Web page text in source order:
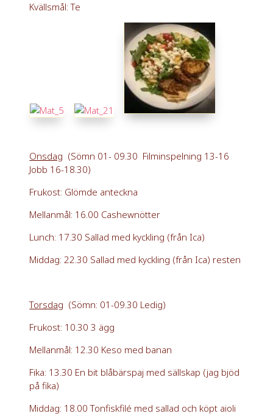
Kvällsmål: Te
Onsdag (Sömn 01- 09.30 Filminspelning 13-16
Jobb 16-18.30)
Frukost: Glömde anteckna
Mellanmål: 16.00 Cashewnötter
Lunch: 17.30 Sallad med kyckling (från Ica)
Middag: 22.30 Sallad med kyckling (från Ica) resten
Torsdag (Sömn: 01-09.30 Ledig)
Frukost: 10.30 3 ägg
Mellanmål: 12.30 Keso med banan
Fika: 13.30 En bit blåbärspaj med sällskap (jag bjöd
på fika)
Middag: 18.00 Tonfiskfilé med sallad och köpt aioli